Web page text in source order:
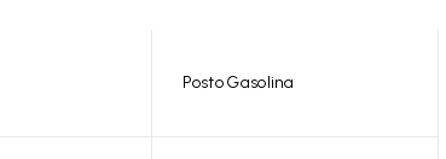
Posto Gasolina